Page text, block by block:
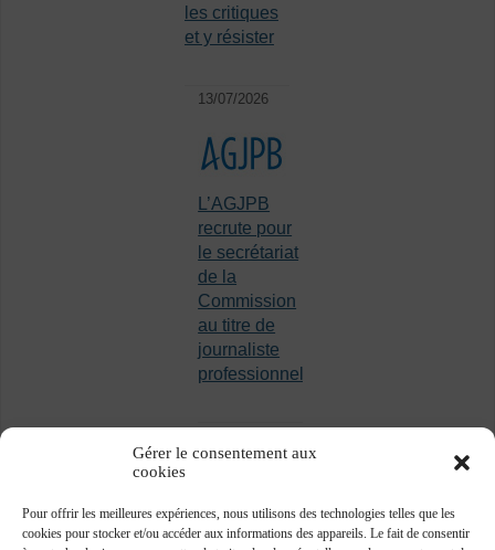
Gérer le consentement aux
cookies
Pour offrir les meilleures expériences, nous utilisons des technologies telles que les
cookies pour stocker et/ou accéder aux informations des appareils. Le fait de consentir
les critiques
et y résister
13/07/2026
L’AGJPB
recrute pour
le secrétariat
de la
Commission
au titre de
journaliste
professionnel